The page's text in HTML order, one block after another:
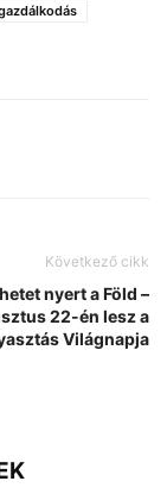
Következő cikk
nyert a Föld –
22-én lesz a
Világnapja